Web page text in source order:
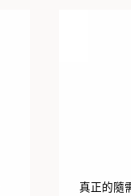
真正的隨